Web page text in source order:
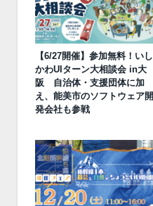
【6/27開催】参加無料！いし
かわUIターン大相談会 in大
阪 自治体・支援団体に加
え、能美市のソフトウェア開
発会社も参戦